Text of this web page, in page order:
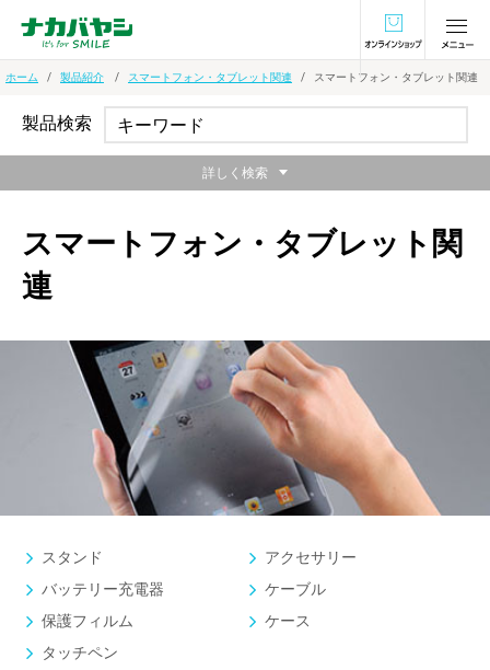
オンラインショ
ホーム 製品紹介 スマートフォン・タブレット関連 スマートフォン・タブレット関連
スマートフォン・タブレット関
連
スタンド
アクセサリー
バッテリー充電器
ケーブル
保護フィルム
ケース
タッチペン
製品検索
詳しく検索